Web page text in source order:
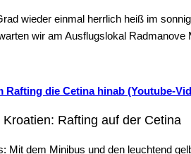
wieder einmal herrlich heiß im
wir am Ausflugslokal
Rafting die Cetina hinab (Youtube-
Rafting auf der Cetina
Mit dem Minibus und den leuchtend